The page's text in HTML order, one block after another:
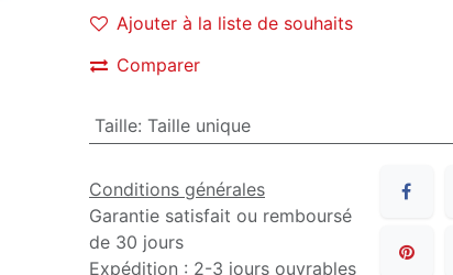
Ajouter à la liste de souhaits
Comparer
Taille: Taille unique
Conditions générales
Garantie satisfait ou remboursé
de 30 jours
Expédition : 2-3 jours ouvrables